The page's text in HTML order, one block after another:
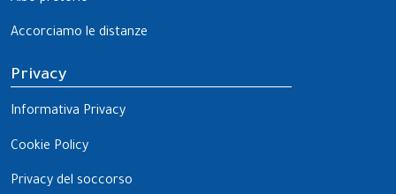
Accorciamo le distanze
Privacy
Informativa Privacy
Cookie Policy
Privacy del soccorso